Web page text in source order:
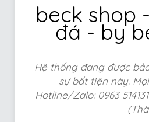
beck shop
đá - by
Hệ thống đang được
sự bất tiện này.
Hotline/Zalo: 0963